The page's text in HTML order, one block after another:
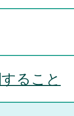
ること